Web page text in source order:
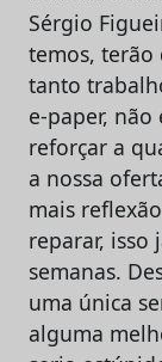
Sérgio
temos, terão
tanto
e-paper, não
reforçar a
a nossa
mais
reparar, isso
semanas.
uma única
alguma